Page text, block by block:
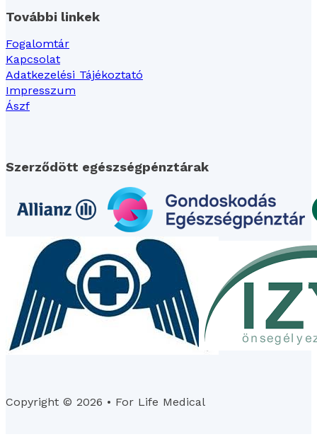
További linkek
Fogalomtár
Kapcsolat
Adatkezelési Tájékoztató
Impresszum
Ászf
Szerződött egészségpénztárak
Copyright © 2026 • For Life Medical